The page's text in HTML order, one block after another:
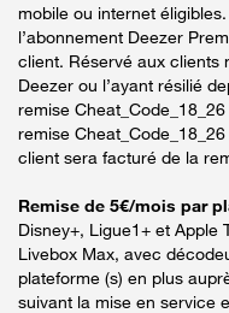
mobile ou internet
l’abonnement Deezer
client. Réservé aux clients
Deezer ou l’ayant résilié
remise
remise
client sera facturé de la
Remise de 5€/mois par
Disney+, Ligue1+ et Apple
Livebox Max, avec
plateforme (s) en plus
suivant la mise en service